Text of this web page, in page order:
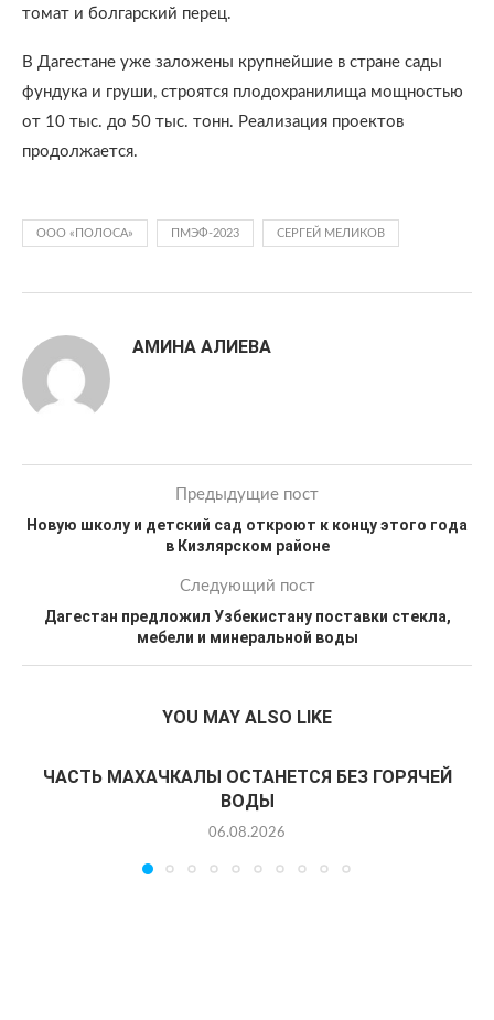
томат и болгарский перец.
В Дагестане уже заложены крупнейшие в стране сады
фундука и груши, строятся плодохранилища мощностью
от 10 тыс. до 50 тыс. тонн. Реализация проектов
продолжается.
ООО «ПОЛОСА» ПМЭФ-2023 СЕРГЕЙ МЕЛИКОВ
АМИНА АЛИЕВА
Предыдущие пост
Новую школу и детский сад откроют к концу этого года
в Кизлярском районе
Следующий пост
Дагестан предложил Узбекистану поставки стекла,
мебели и минеральной воды
YOU MAY ALSO LIKE
ЧАСТЬ МАХАЧКАЛЫ ОСТАНЕТСЯ БЕЗ ГОРЯЧЕЙ
ВОДЫ
06.08.2026